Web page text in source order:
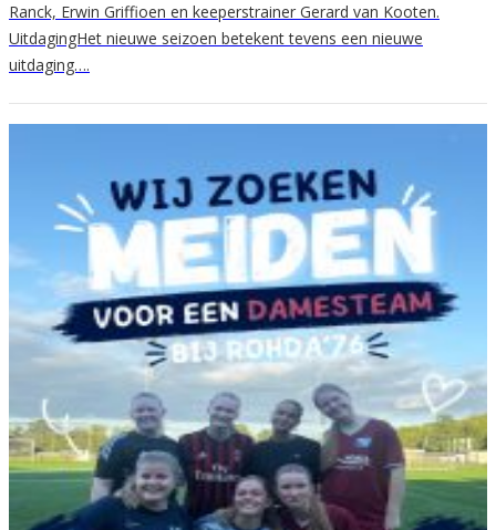
Ranck, Erwin Griffioen en keeperstrainer Gerard van Kooten.
UitdagingHet nieuwe seizoen betekent tevens een nieuwe
uitdaging….